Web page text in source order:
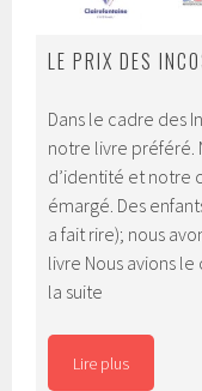
LE PRIX DES
Dans le cadre des
notre livre préféré.
d’identité et notre
émargé. Des
a fait rire); nous
livre Nous avions
la suite
Incos
Lire plus